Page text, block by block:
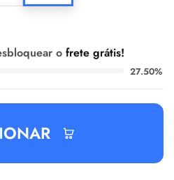
o frete grátis!
27.50%